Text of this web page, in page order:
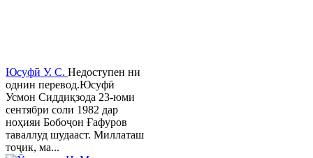
Юсуфӣ У. C. Недоступен ни
однин перевод.Юсуфӣ
Усмон Сиддиқзода 23-юми
сентябри соли 1982 дар
ноҳияи Бобоҷон Ғафуров
таваллуд шудааст. Миллаташ
тоҷик, ма...